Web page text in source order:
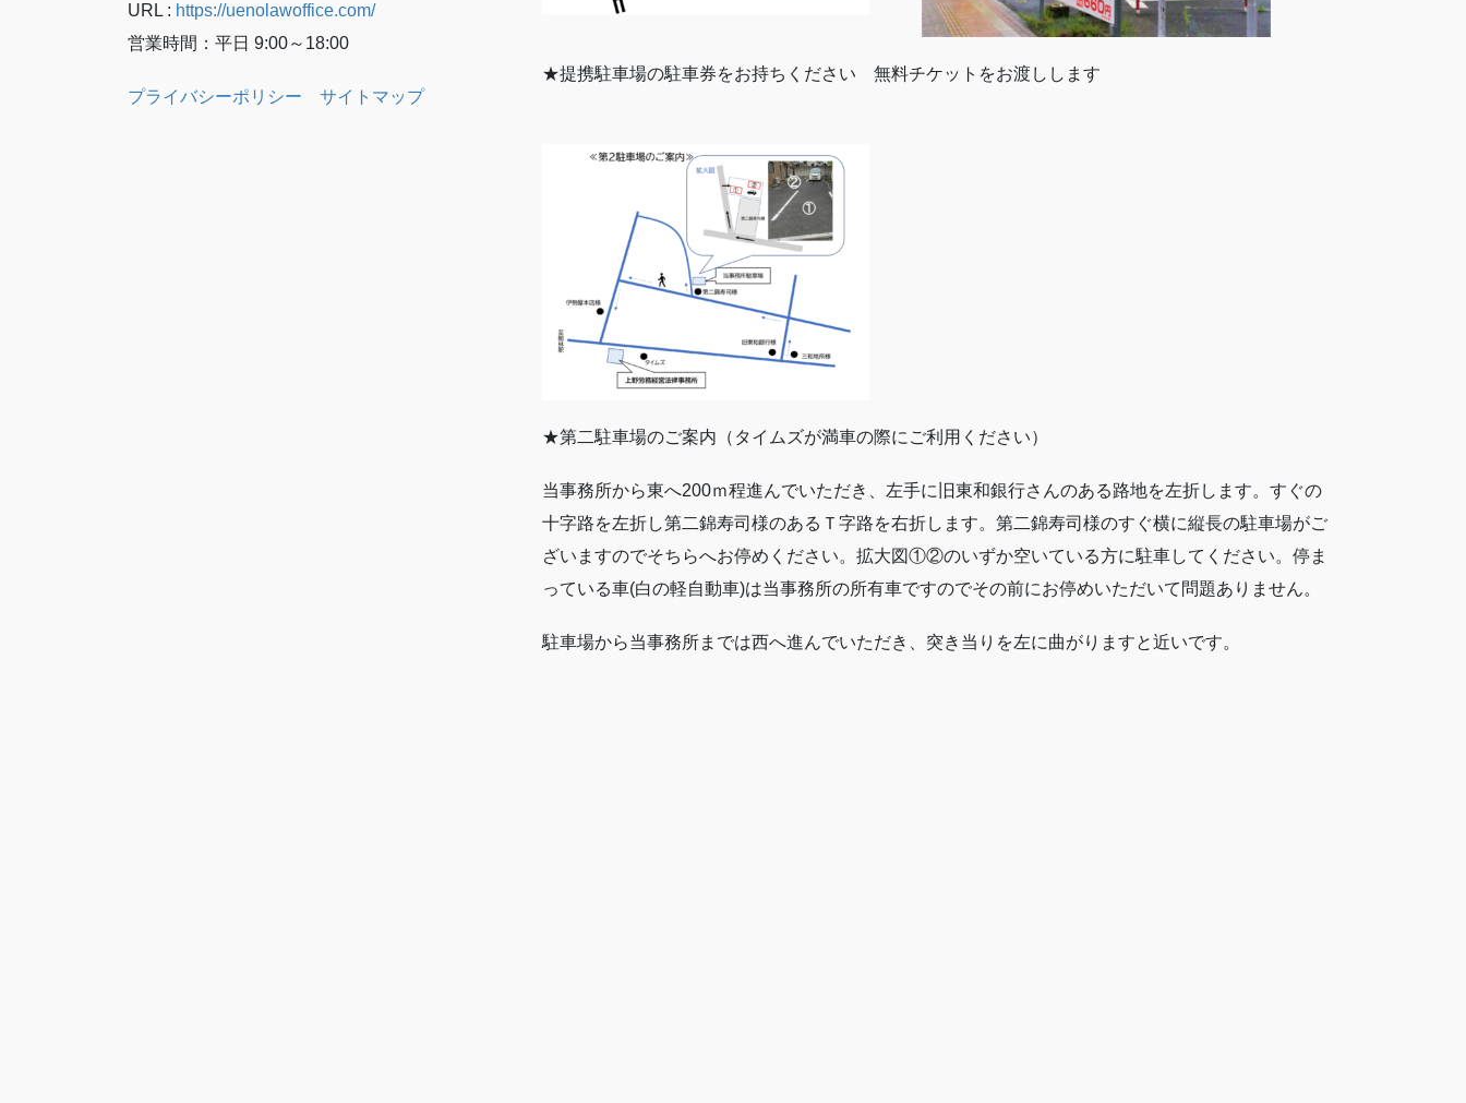
URL : https://uenolawoffice.com/
営業時間：平日 9:00～18:00
プライバシーポリシー サイトマップ
★提携駐車場の駐車券をお持ちください 無料チケットをお渡しします
★第二駐車場のご案内（タイムズが満車の際にご利用ください）
当事務所から東へ200ｍ程進んでいただき、左手に旧東和銀行さんのある路地を左折します。すぐの
十字路を左折し第二錦寿司様のあるＴ字路を右折します。第二錦寿司様のすぐ横に縦長の駐車場がご
ざいますのでそちらへお停めください。拡大図①②のいずか空いている方に駐車してください。停ま
っている車(白の軽自動車)は当事務所の所有車ですのでその前にお停めいただいて問題ありません。
駐車場から当事務所までは西へ進んでいただき、突き当りを左に曲がりますと近いです。